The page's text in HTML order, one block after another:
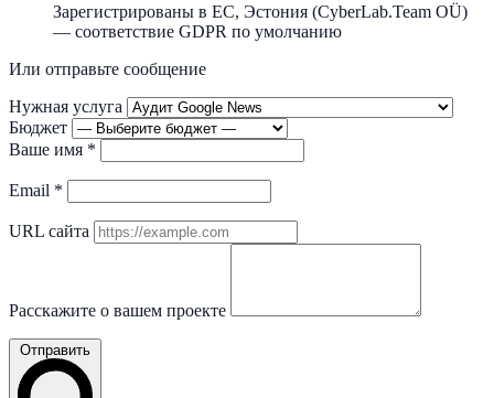
Зарегистрированы в ЕС, Эстония (CyberLab.Team OÜ)
— соответствие GDPR по умолчанию
Или отправьте сообщение
Нужная услуга
Бюджет
Ваше имя *
Email *
URL сайта
Расскажите о вашем проекте
Отправить